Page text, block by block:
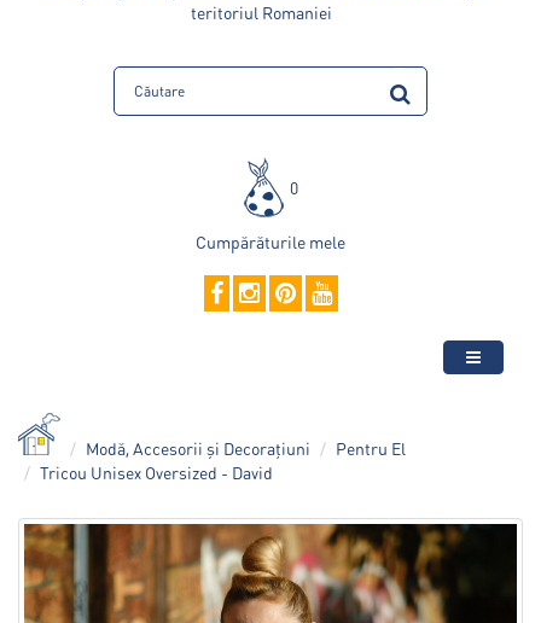
teritoriul Romaniei
0
Cumpărăturile mele
Modă, Accesorii și Decorațiuni
Pentru El
Tricou Unisex Oversized - David